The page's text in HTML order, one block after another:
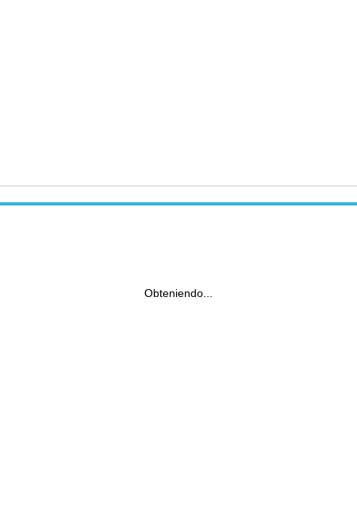
Obteniendo...